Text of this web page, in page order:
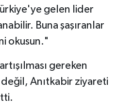
gelen lider
Buna şaşıranlar
okusun."
gereken
Anıtkabir ziyareti